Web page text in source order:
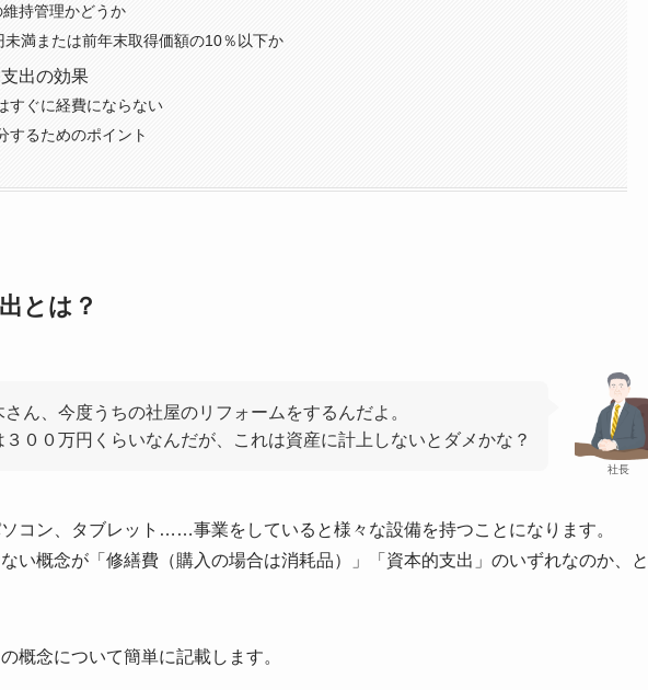
維持管理かどうか
未満または前年末取得価額の10％以下か
出の効果
すぐに経費にならない
するためのポイント
とは？
社長
さん、今度うちの社屋のリフォームをするんだよ。
３００万円くらいなんだが、これは資産に計上しないとダメかな？
コン、タブレット……事業をしていると様々な設備を持つことになります。
い概念が「修繕費（購入の場合は消耗品）」「資本的支出」のいずれなのか、と
概念について簡単に記載します。